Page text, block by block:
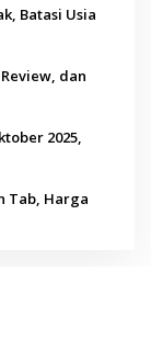
Batasi Usia
dan
2025,
Tab, Harga